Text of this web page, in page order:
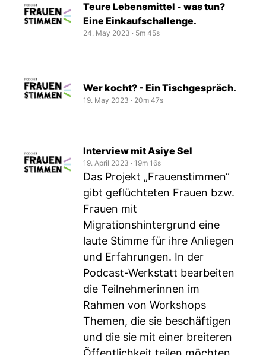
Teure Lebensmittel - was tun?
Eine Einkaufschallenge.
24. May 2023 ‧ 5m 45s
Wer kocht? - Ein Tischgespräch.
19. May 2023 ‧ 20m 47s
Interview mit Asiye Sel
19. April 2023 ‧ 19m 16s
Das Projekt „Frauenstimmen“
gibt geflüchteten Frauen bzw.
Frauen mit
Migrationshintergrund eine
laute Stimme für ihre Anliegen
und Erfahrungen. In der
Podcast-Werkstatt bearbeiten
die Teilnehmerinnen im
Rahmen von Workshops
Themen, die sie beschäftigen
und die sie mit einer breiteren